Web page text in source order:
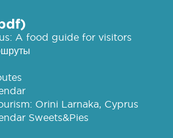
A food guide for visitors
Orini Larnaka, Cyprus
Sweets&Pies